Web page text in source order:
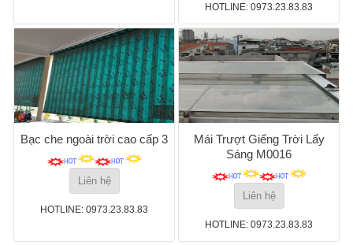
HOTLINE: 0973.23.83.83
Bạc che ngoài trời cao cấp 3
Liên hệ
HOTLINE: 0973.23.83.83
Mái Trượt Giếng Trời Lấy
Sáng M0016
Liên hệ
HOTLINE: 0973.23.83.83